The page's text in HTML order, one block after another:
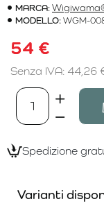
MARCA:
MODELLO:WGM-
54 €
Senza IVA: 44,26
Spedizione
Varianti